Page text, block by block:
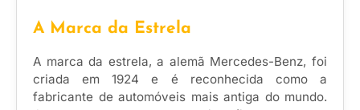
A Marca da Estrela
A marca da estrela, a alemã Mercedes-Benz, foi
criada em 1924 e é reconhecida como a
fabricante de automóveis mais antiga do mundo.